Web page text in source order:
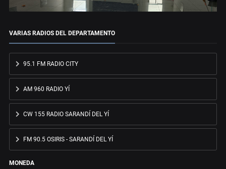
VARIAS RADIOS DEL DEPARTAMENTO
95.1 FM RADIO CITY
AM 960 RADIO YÍ
CW 155 RADIO SARANDÍ DEL YÍ
FM 90.5 OSIRIS - SARANDÍ DEL YÍ
MONEDA